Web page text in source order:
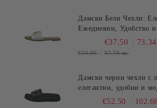
Дамски Бели Чехли:
Ежедневни, Удобство и
Лятото TT.BAGATT
€37.50
€50.00 97.79 лв.
Дамски черни чехли с
елегантни, удобни и
всеки €52.50